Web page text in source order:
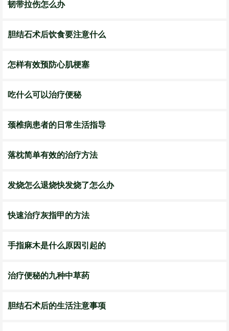
韧带拉伤怎么办
胆结石术后饮食要注意什么
怎样有效预防心肌梗塞
吃什么可以治疗便秘
颈椎病患者的日常生活指导
落枕简单有效的治疗方法
发烧怎么退烧快发烧了怎么办
快速治疗灰指甲的方法
手指麻木是什么原因引起的
治疗便秘的九种中草药
胆结石术后的生活注意事项